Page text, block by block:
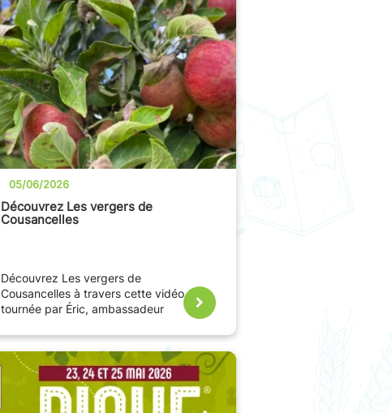
05/06/2026
Découvrez Les vergers de
Cousancelles
Découvrez Les vergers de
Cousancelles à travers cette vidéo
tournée par Éric, ambassadeur